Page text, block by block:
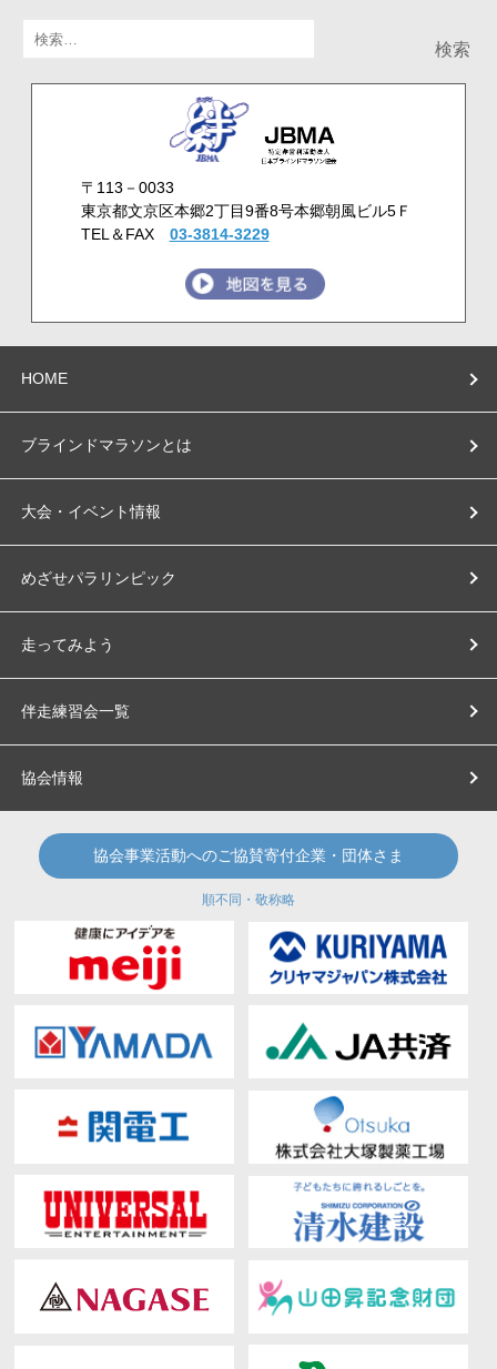
〒113－0033
東京都文京区本郷2丁目9番8号本郷朝風ビル5Ｆ
TEL＆FAX 03-3814-3229
HOME
ブラインドマラソンとは
大会・イベント情報
めざせパラリンピック
走ってみよう
伴走練習会一覧
協会情報
協会事業活動へのご協賛寄付企業・団体さま
順不同・敬称略